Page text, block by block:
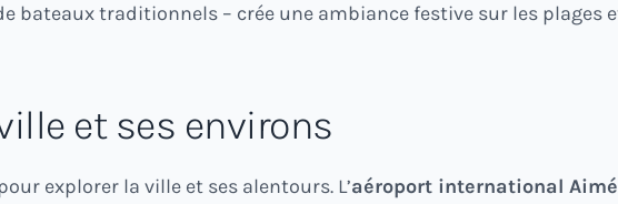
bateaux traditionnels – crée une ambiance festive sur les
et ses environs
explorer la ville et ses alentours. L’aéroport international